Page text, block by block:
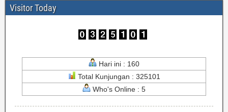
Visitor Today
Hari ini : 160
Total Kunjungan : 325101
Who's Online : 5